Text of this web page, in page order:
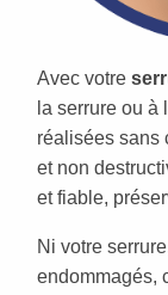
Avec votre
la serrure ou à
réalisées sans
et non
et fiable,
Ni votre
endommagés,